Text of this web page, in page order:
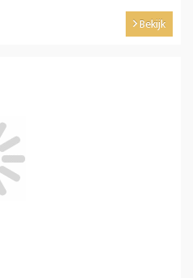
Bekijk